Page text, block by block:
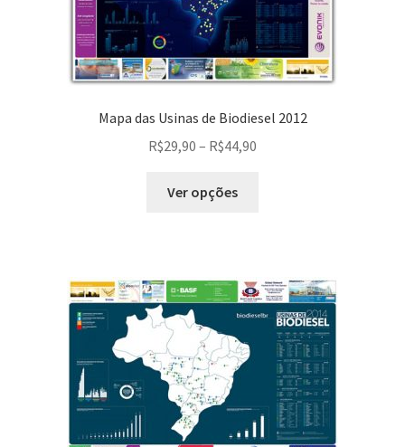
Mapa das Usinas de Biodiesel 2012
R$29,90 – R$44,90
Ver opções